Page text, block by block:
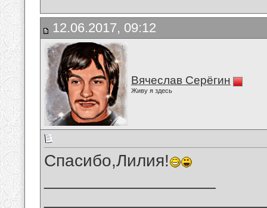
12.06.2017, 09:12
Вячеслав Серёгин
Живу я здесь
Спасибо,Лилия!